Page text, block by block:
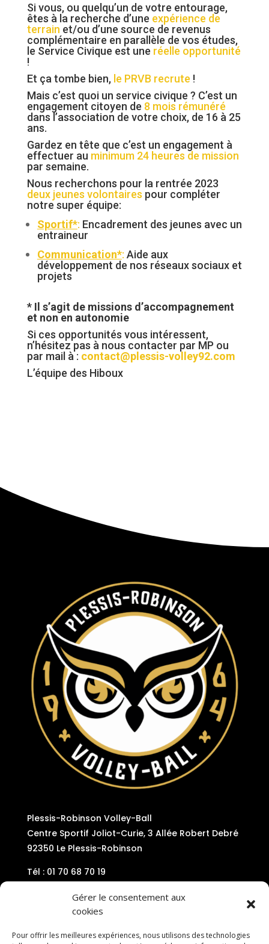
Gérer le consentement aux
cookies
Pour offrir les meilleures expériences, nous utilisons des technologies
Si vous, ou quelqu’un de votre entourage,
êtes à la recherche d’une expérience de
terrain et/ou d’une source de revenus
complémentaire en parallèle de vos études,
le Service Civique est une réelle opportunité
!
Et ça tombe bien, le PRVB recrute !
Mais c’est quoi un service civique ? C’est un
engagement citoyen de 8 mois rémunéré
dans l’association de votre choix, de 16 à 25
ans.
Gardez en tête que c’est un engagement à
effectuer au minimum 24 heures de mission
par semaine.
Nous recherchons pour la rentrée 2023
deux jeunes volontaires pour compléter
notre super équipe:
Sportif*: Encadrement des jeunes avec un
entraineur
Communication*: Aide aux
développement de nos réseaux sociaux et
projets
* Il s’agit de missions d’accompagnement
et non en autonomie
Si ces opportunités vous intéressent,
n’hésitez pas à nous contacter par MP ou
par mail à : contact@plessis-volley92.com
L’équipe des Hiboux
Plessis-Robinson Volley-Ball
Centre Sportif Joliot-Curie, 3 Allée Robert Debré
92350 Le Plessis-Robinson
Tél : 01 70 68 70 19
Mail : contact@plessis-volley92.com